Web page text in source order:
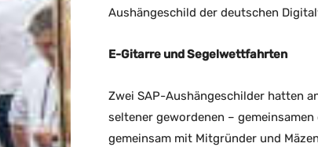
Aushängeschild der deutschen
E-Gitarre und Segelwettfahrten
Zwei SAP-Aushängeschilder hatten
seltener gewordenen –
gemeinsam mit Mitgründer und